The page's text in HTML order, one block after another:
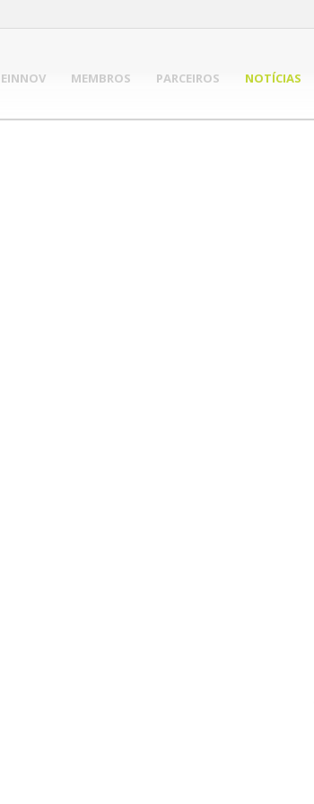
MEMBROS PARCEIROS NOTÍCIAS